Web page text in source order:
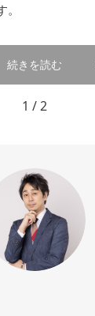
続きを読む
1 / 2